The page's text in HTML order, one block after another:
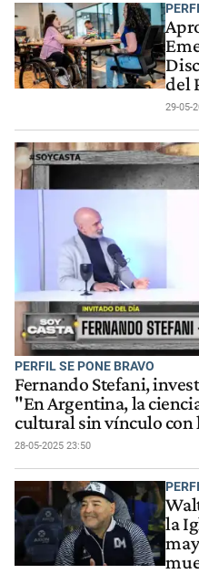
del
29-05-
PERFIL SE PONE BRAVO
Fernando Stefani,
"En Argentina, la
cultural sin vínculo con
28-05-2025 23:50
la